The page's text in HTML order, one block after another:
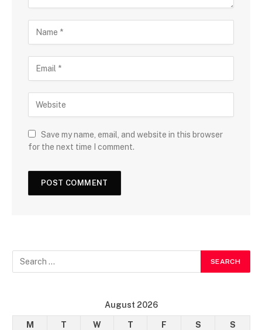
Save my name, email, and website in this browser
for the next time I comment.
August 2026
M T W T F S
S